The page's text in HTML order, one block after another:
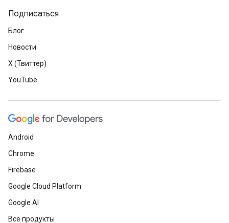
Подписаться
Блог
Новости
X (Твиттер)
YouTube
Android
Chrome
Firebase
Google Cloud Platform
Google AI
Все продукты